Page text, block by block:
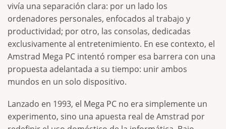
vivía una separación clara: por un lado los
ordenadores personales, enfocados al trabajo y
productividad; por otro, las consolas, dedicadas
exclusivamente al entretenimiento. En ese contexto, el
Amstrad Mega PC intentó romper esa barrera con una
propuesta adelantada a su tiempo: unir ambos
mundos en un solo dispositivo.
Lanzado en 1993, el Mega PC no era simplemente un
experimento, sino una apuesta real de Amstrad por